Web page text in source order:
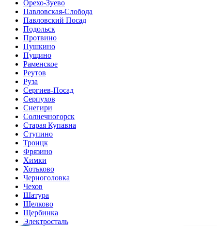
Орехо-Зуево
Павловская-Слобода
Павловский Посад
Подольск
Протвино
Пушкино
Пущино
Раменское
Реутов
Руза
Сергиев-Посад
Серпухов
Снегири
Солнечногорск
Старая Купавна
Ступино
Троицк
Фрязино
Химки
Хотьково
Черноголовка
Чехов
Шатура
Щелково
Щербинка
Электросталь